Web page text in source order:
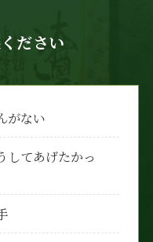
ださい
がない
してあげたかっ